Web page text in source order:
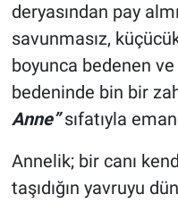
deryasından pay
savunmasız,
boyunca bedenen
bedeninde bin bir
Anne”sıfatıyla
Annelik; bir canı
taşıdığın yavruyu